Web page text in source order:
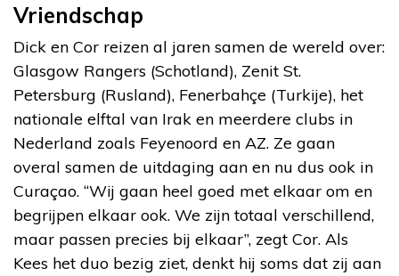
Vriendschap
Dick en Cor reizen al jaren samen de wereld over:
Glasgow Rangers (Schotland), Zenit St.
Petersburg (Rusland), Fenerbahçe (Turkije), het
nationale elftal van Irak en meerdere clubs in
Nederland zoals Feyenoord en AZ. Ze gaan
overal samen de uitdaging aan en nu dus ook in
Curaçao. “Wij gaan heel goed met elkaar om en
begrijpen elkaar ook. We zijn totaal verschillend,
maar passen precies bij elkaar”, zegt Cor. Als
Kees het duo bezig ziet, denkt hij soms dat zij aan